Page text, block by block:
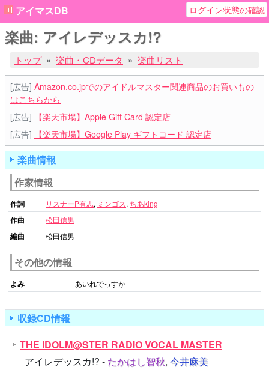
アイマスDB ログイン状態の確認
楽曲: アイレデッスカ!?
トップ 楽曲・CDデータ 楽曲リスト
[広告] Amazon.co.jpでのアイドルマスター関連商品のお買いもの
はこちらから
[広告]
【楽天市場】Apple Gift Card 認定店
[広告]
【楽天市場】Google Play ギフトコード 認定店
楽曲情報
作家情報
作詞 リスナーP有志, ミンゴス, ちあking
作曲 松田信男
編曲 松田信男
その他の情報
よみ あいれでっすか
収録CD情報
THE IDOLM@STER RADIO VOCAL MASTER
アイレデッスカ!? - たかはし智秋, 今井麻美